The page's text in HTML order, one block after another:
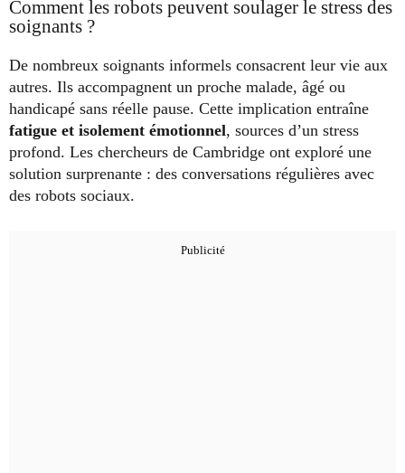
Comment les robots peuvent soulager le stress des
soignants ?
De nombreux soignants informels consacrent leur vie aux
autres. Ils accompagnent un proche malade, âgé ou
handicapé sans réelle pause. Cette implication entraîne
fatigue et isolement émotionnel, sources d’un stress
profond. Les chercheurs de Cambridge ont exploré une
solution surprenante : des conversations régulières avec
des robots sociaux.